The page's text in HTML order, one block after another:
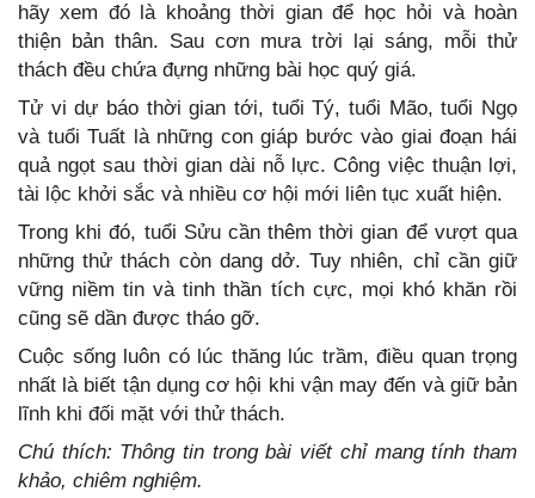
hãy xem đó là khoảng thời gian để học hỏi và hoàn
thiện bản thân. Sau cơn mưa trời lại sáng, mỗi thử
thách đều chứa đựng những bài học quý giá.
Tử vi dự báo thời gian tới, tuổi Tý, tuổi Mão, tuổi Ngọ
và tuổi Tuất là những con giáp bước vào giai đoạn hái
quả ngọt sau thời gian dài nỗ lực. Công việc thuận lợi,
tài lộc khởi sắc và nhiều cơ hội mới liên tục xuất hiện.
Trong khi đó, tuổi Sửu cần thêm thời gian để vượt qua
những thử thách còn dang dở. Tuy nhiên, chỉ cần giữ
vững niềm tin và tinh thần tích cực, mọi khó khăn rồi
cũng sẽ dần được tháo gỡ.
Cuộc sống luôn có lúc thăng lúc trầm, điều quan trọng
nhất là biết tận dụng cơ hội khi vận may đến và giữ bản
lĩnh khi đối mặt với thử thách.
Chú thích: Thông tin trong bài viết chỉ mang tính tham
khảo, chiêm nghiệm.